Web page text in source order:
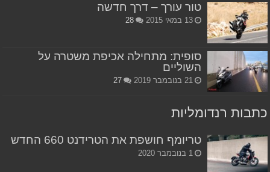
טור עורך – דרך חדשה
13 במאי 2015 28
סופית: מתחילה אכיפת משטרה על
השוליים
21 בנובמבר 2019 27
כתבות רנדומליות
טריומף חושפת את הטרידנט 660 החדש
1 בנובמבר 2020